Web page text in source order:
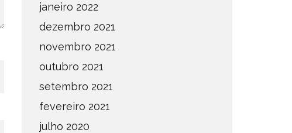
janeiro 2022
dezembro 2021
novembro 2021
outubro 2021
setembro 2021
fevereiro 2021
julho 2020